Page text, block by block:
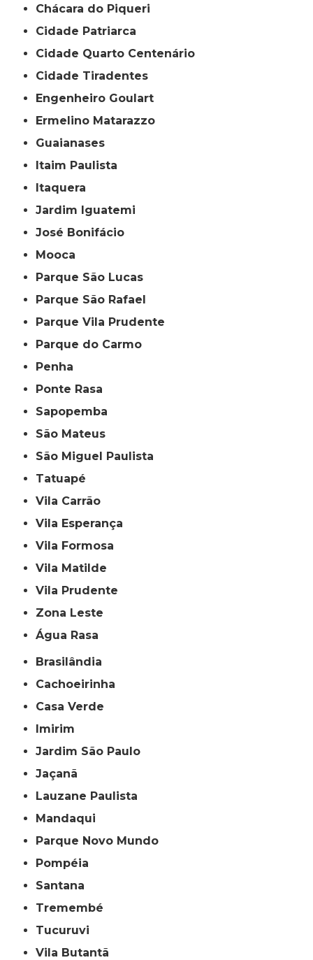
Chácara do Piqueri
Cidade Patriarca
Cidade Quarto Centenário
Cidade Tiradentes
Engenheiro Goulart
Ermelino Matarazzo
Guaianases
Itaim Paulista
Itaquera
Jardim Iguatemi
José Bonifácio
Mooca
Parque São Lucas
Parque São Rafael
Parque Vila Prudente
Parque do Carmo
Penha
Ponte Rasa
Sapopemba
São Mateus
São Miguel Paulista
Tatuapé
Vila Carrão
Vila Esperança
Vila Formosa
Vila Matilde
Vila Prudente
Zona Leste
Água Rasa
Brasilândia
Cachoeirinha
Casa Verde
Imirim
Jardim São Paulo
Jaçanã
Lauzane Paulista
Mandaqui
Parque Novo Mundo
Pompéia
Santana
Tremembé
Tucuruvi
Vila Butantã